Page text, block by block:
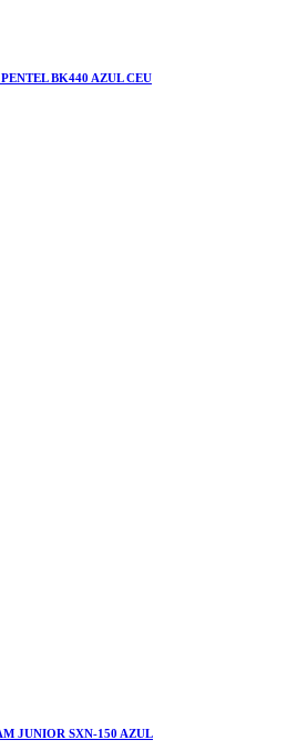
BK440 AZUL CEU
JUNIOR SXN-150 AZUL